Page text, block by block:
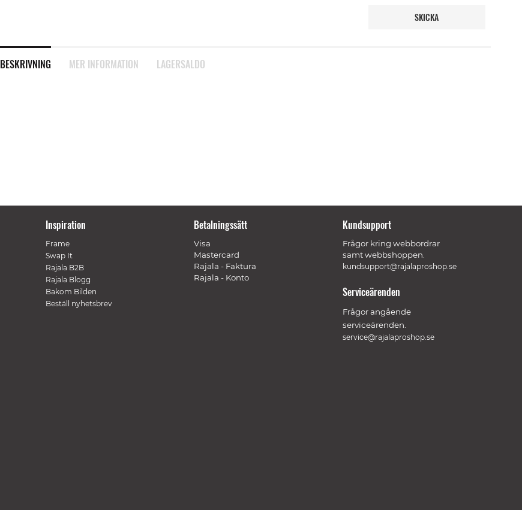
SKICKA
BESKRIVNING MER INFORMATION LAGERSALDO
Inspiration
Frame
Swap It
Rajala B2B
Rajala Blogg
Bakom Bilden
Beställ nyhetsbrev
Betalningssätt
Visa
Mastercard
Rajala - Faktura
Rajala - Konto
Kundsupport
Frågor kring webbordrar
samt webbshoppen.
kundsupport@rajalaproshop.se
Serviceärenden
Frågor angående
serviceärenden.
service@rajalaproshop.se